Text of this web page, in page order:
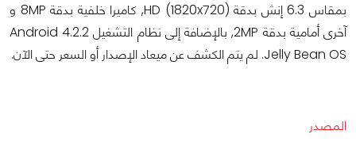
بمقاس 6.3 إنش بدقة (HD (1820x720, كاميرا خلفية بدقة 8MP و
آخرى أمامية بدقة 2MP, بالإضافة إلى نظام التشغيل Android 4.2.2
Jelly Bean OS. لم يتم الكشف عن ميعاد الإصدار أو السعر حتى الآن.
المصدر